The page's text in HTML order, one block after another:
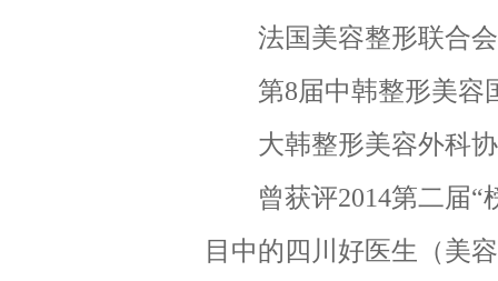
法国美容整形联合会
第8届中韩整形美容
大韩整形美容外科协
曾获评2014第二届“
目中的四川好医生（美